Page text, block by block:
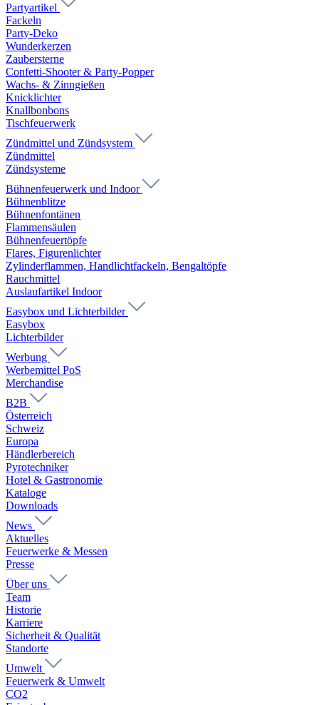
Partyartikel
Fackeln
Party-Deko
Wunderkerzen
Zaubersterne
Confetti-Shooter & Party-Popper
Wachs- & Zinngießen
Knicklichter
Knallbonbons
Tischfeuerwerk
Zündmittel und Zündsystem
Zündmittel
Zündsysteme
Bühnenfeuerwerk und Indoor
Bühnenblitze
Bühnenfontänen
Flammensäulen
Bühnenfeuertöpfe
Flares, Figurenlichter
Zylinderflammen, Handlichtfackeln, Bengaltöpfe
Rauchmittel
Auslaufartikel Indoor
Easybox und Lichterbilder
Easybox
Lichterbilder
Werbung
Werbemittel PoS
Merchandise
B2B
Österreich
Schweiz
Europa
Händlerbereich
Pyrotechniker
Hotel & Gastronomie
Kataloge
Downloads
News
Aktuelles
Feuerwerke & Messen
Presse
Über uns
Team
Historie
Karriere
Sicherheit & Qualität
Standorte
Umwelt
Feuerwerk & Umwelt
CO2